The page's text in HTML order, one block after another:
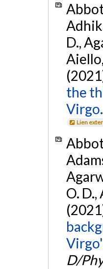
D.,
the
Virgo.
Lien
O. D.,
D/